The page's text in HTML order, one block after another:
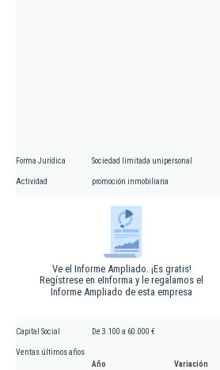
Forma Jurídica Sociedad limitada unipersonal
Actividad promoción inmobiliaria
Ve el Informe Ampliado. ¡Es gratis!
Regístrese en eInforma y le regalamos el
Informe Ampliado de esta empresa
Capital Social De 3.100 a 60.000 €
Ventas últimos años
Año
Variación